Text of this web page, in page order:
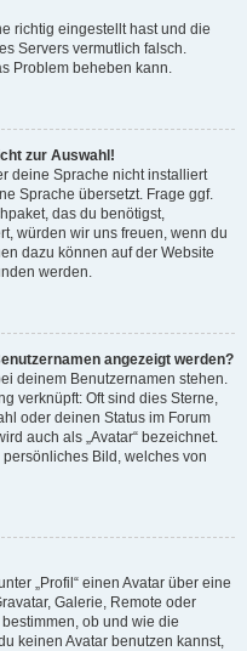
richtig eingestellt hast und die
Servers vermutlich falsch.
Problem beheben kann.
zur Auswahl!
deine Sprache nicht installiert
Sprache übersetzt. Frage ggf.
das du benötigst,
würden wir uns freuen, wenn du
dazu können auf der Website
werden.
angezeigt werden?
deinem Benutzernamen stehen.
verknüpft: Oft sind dies Sterne,
oder deinen Status im Forum
auch als „Avatar“ bezeichnet.
Bild, welches von
„Profil“ einen Avatar über eine
Galerie, Remote oder
ob und wie die
keinen Avatar benutzen kannst,